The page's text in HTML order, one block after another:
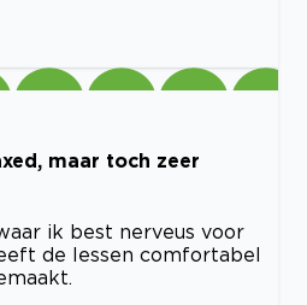
maar toch zeer
ik best nerveus voor
de lessen comfortabel